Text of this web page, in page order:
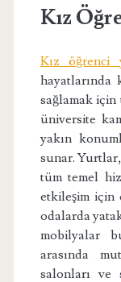
Kız
Kız öğrenci
sağlamak için
üniversite
yakın
sunar.
tüm temel
etkileşim için
odalarda
mobilyalar
arasında
salonları ve